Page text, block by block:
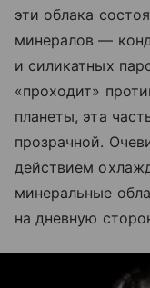
эти облака
минералов —
и силикатных
«проходит»
планеты, эта
прозрачной.
действием
минеральные
на дневную